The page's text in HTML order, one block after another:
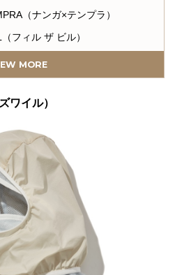
（ナンガ×テンプラ）
フィル ザ ビル）
ト）
（サウス2 ウエスト8）
MORE
ワイル）